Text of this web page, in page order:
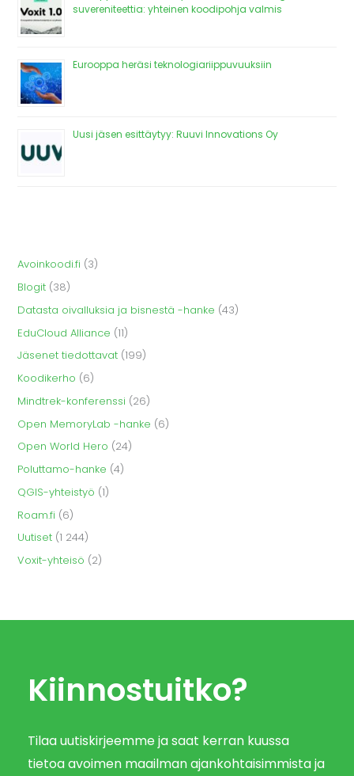
suvereniteettia: yhteinen koodipohja valmis
Eurooppa heräsi teknologiariippuvuuksiin
Uusi jäsen esittäytyy: Ruuvi Innovations Oy
Avoinkoodi.fi (3)
Blogit (38)
Datasta oivalluksia ja bisnestä -hanke (43)
EduCloud Alliance (11)
Jäsenet tiedottavat (199)
Koodikerho (6)
Mindtrek-konferenssi (26)
Open MemoryLab -hanke (6)
Open World Hero (24)
Poluttamo-hanke (4)
QGIS-yhteistyö (1)
Roam.fi (6)
Uutiset (1 244)
Voxit-yhteisö (2)
Kiinnostuitko?
Tilaa uutiskirjeemme ja saat kerran kuussa
tietoa avoimen maailman ajankohtaisimmista ja